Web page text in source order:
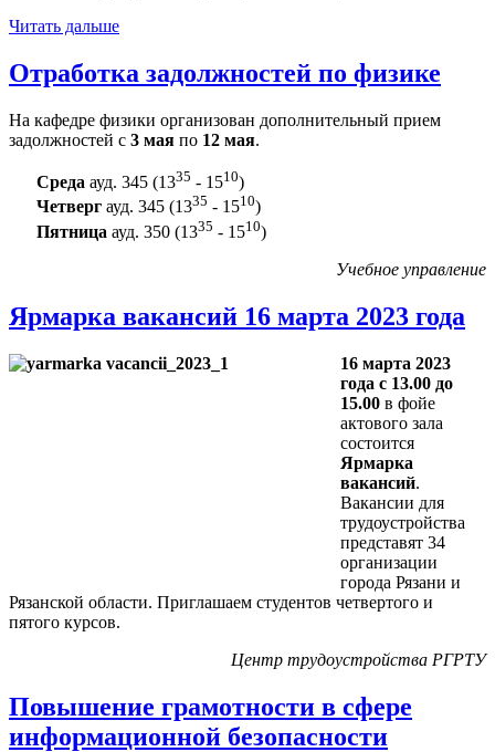
Читать дальше
Отработка задолжностей по физике
На кафедре физики организован дополнительный прием
задолжностей с 3 мая по 12 мая.
Среда ауд. 345 (1335 - 1510)
Четверг ауд. 345 (1335 - 1510)
Пятница ауд. 350 (1335 - 1510)
Учебное управление
Ярмарка вакансий 16 марта 2023 года
16 марта 2023
года с 13.00 до
15.00 в фойе
актового зала
состоится
Ярмарка
вакансий.
Вакансии для
трудоустройства
представят 34
организации
города Рязани и
Рязанской области. Приглашаем студентов четвертого и
пятого курсов.
Центр трудоустройства РГРТУ
Повышение грамотности в сфере
информационной безопасности